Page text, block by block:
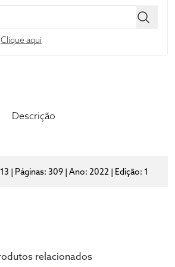
Clique aqui
Descrição
| Páginas: 309 | Ano: 2022 | Edição: 1
relacionados